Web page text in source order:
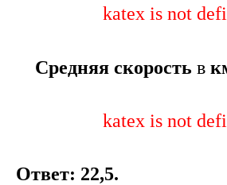
katex is not
Средняя скорость в
katex is not
Ответ: 22,5.